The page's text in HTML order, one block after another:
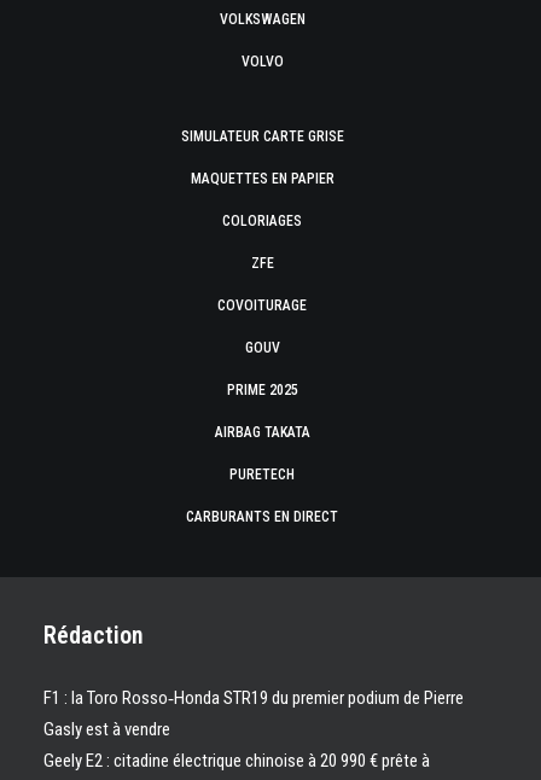
VOLKSWAGEN
VOLVO
SIMULATEUR CARTE GRISE
MAQUETTES EN PAPIER
COLORIAGES
ZFE
COVOITURAGE
GOUV
PRIME 2025
AIRBAG TAKATA
PURETECH
CARBURANTS EN DIRECT
Rédaction
F1 : la Toro Rosso‑Honda STR19 du premier podium de Pierre
Gasly est à vendre
Geely E2 : citadine électrique chinoise à 20 990 € prête à